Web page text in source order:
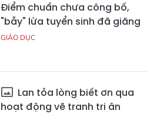
Điểm chuẩn chưa công bố,
"bẫy" lừa tuyển sinh đã giăng
GIÁO DỤC
Lan tỏa lòng biết ơn qua
hoạt động vẽ tranh tri ân